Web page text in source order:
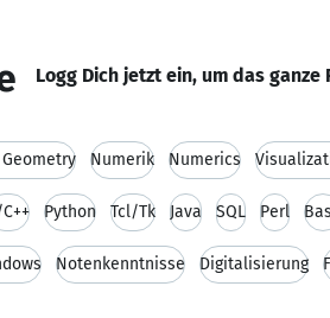
Logg Dich jetzt ein, um das ganze
Numerik Numerics
Python Tcl/Tk Java SQL Perl
Notenkenntnisse Digitalisierung